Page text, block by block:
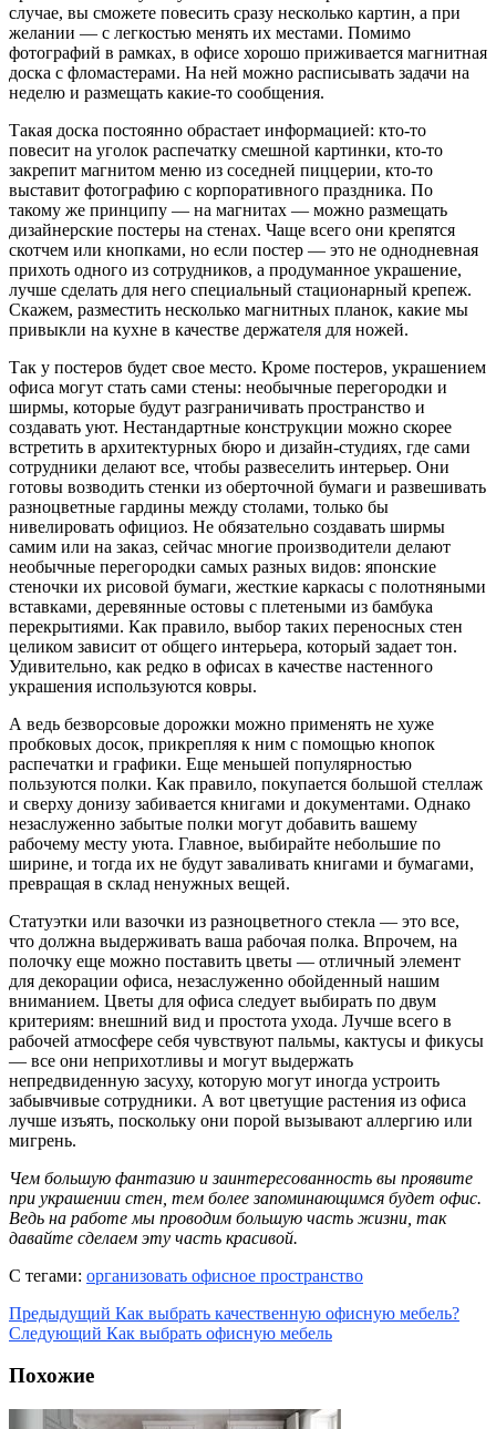
случае, вы сможете повесить сразу несколько картин, а при
желании — с легкостью менять их местами. Помимо
фотографий в рамках, в офисе хорошо приживается магнитная
доска с фломастерами. На ней можно расписывать задачи на
неделю и размещать какие-то сообщения.
Такая доска постоянно обрастает информацией: кто-то
повесит на уголок распечатку смешной картинки, кто-то
закрепит магнитом меню из соседней пиццерии, кто-то
выставит фотографию с корпоративного праздника. По
такому же принципу — на магнитах — можно размещать
дизайнерские постеры на стенах. Чаще всего они крепятся
скотчем или кнопками, но если постер — это не однодневная
прихоть одного из сотрудников, а продуманное украшение,
лучше сделать для него специальный стационарный крепеж.
Скажем, разместить несколько магнитных планок, какие мы
привыкли на кухне в качестве держателя для ножей.
Так у постеров будет свое место. Кроме постеров, украшением
офиса могут стать сами стены: необычные перегородки и
ширмы, которые будут разграничивать пространство и
создавать уют. Нестандартные конструкции можно скорее
встретить в архитектурных бюро и дизайн-студиях, где сами
сотрудники делают все, чтобы развеселить интерьер. Они
готовы возводить стенки из оберточной бумаги и развешивать
разноцветные гардины между столами, только бы
нивелировать официоз. Не обязательно создавать ширмы
самим или на заказ, сейчас многие производители делают
необычные перегородки самых разных видов: японские
стеночки их рисовой бумаги, жесткие каркасы с полотняными
вставками, деревянные остовы с плетеными из бамбука
перекрытиями. Как правило, выбор таких переносных стен
целиком зависит от общего интерьера, который задает тон.
Удивительно, как редко в офисах в качестве настенного
украшения используются ковры.
А ведь безворсовые дорожки можно применять не хуже
пробковых досок, прикрепляя к ним с помощью кнопок
распечатки и графики. Еще меньшей популярностью
пользуются полки. Как правило, покупается большой стеллаж
и сверху донизу забивается книгами и документами. Однако
незаслуженно забытые полки могут добавить вашему
рабочему месту уюта. Главное, выбирайте небольшие по
ширине, и тогда их не будут заваливать книгами и бумагами,
превращая в склад ненужных вещей.
Статуэтки или вазочки из разноцветного стекла — это все,
что должна выдерживать ваша рабочая полка. Впрочем, на
полочку еще можно поставить цветы — отличный элемент
для декорации офиса, незаслуженно обойденный нашим
вниманием. Цветы для офиса следует выбирать по двум
критериям: внешний вид и простота ухода. Лучше всего в
рабочей атмосфере себя чувствуют пальмы, кактусы и фикусы
— все они неприхотливы и могут выдержать
непредвиденную засуху, которую могут иногда устроить
забывчивые сотрудники. А вот цветущие растения из офиса
лучше изъять, поскольку они порой вызывают аллергию или
мигрень.
Чем большую фантазию и заинтересованность вы проявите
при украшении стен, тем более запоминающимся будет офис.
Ведь на работе мы проводим большую часть жизни, так
давайте сделаем эту часть красивой.
С тегами: организовать офисное пространство
Предыдущий Как выбрать качественную офисную мебель?
Следующий Как выбрать офисную мебель
Похожие